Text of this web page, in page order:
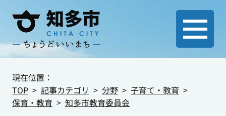
現在位置：
TOP
記事カテゴリ 分野
子育て・教育
保育・教育
知多市教育委員会